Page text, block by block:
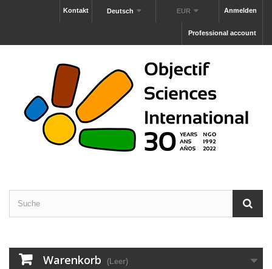
Anmelden
EUR
Deutsch
Kontakt
Professional account
Warenkorb (Leer)